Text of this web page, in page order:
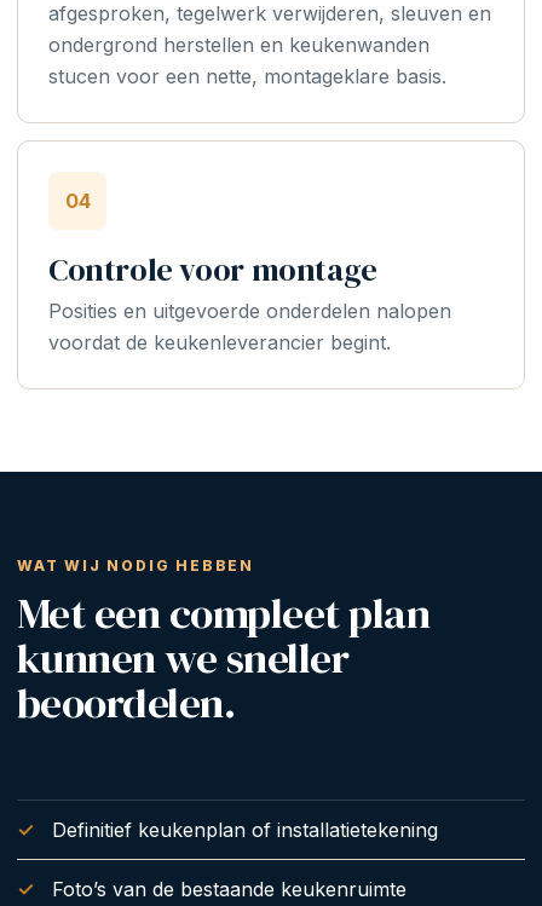
afgesproken, tegelwerk verwijderen, sleuven en
ondergrond herstellen en keukenwanden
stucen voor een nette, montageklare basis.
04
Controle voor montage
Posities en uitgevoerde onderdelen nalopen
voordat de keukenleverancier begint.
WAT WIJ NODIG HEBBEN
Met een compleet plan
kunnen we sneller
beoordelen.
Definitief keukenplan of installatietekening
Foto’s van de bestaande keukenruimte